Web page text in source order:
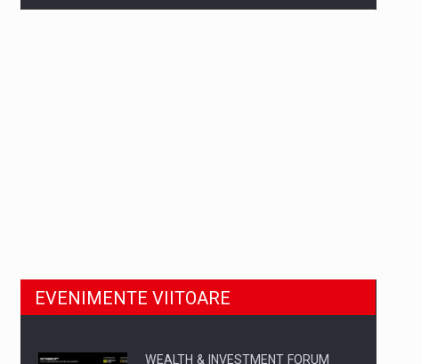
EVENIMENTE VIITOARE
WEALTH & INVESTMENT FORUM